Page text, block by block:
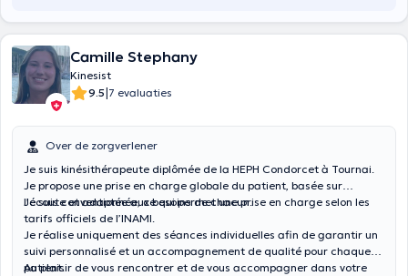
Camille Stephany
Kinesist
9.5|7 evaluaties
Over de zorgverlener
Je suis kinésithérapeute diplômée de la HEPH Condorcet à Tournai.
Je propose une prise en charge globale du patient, basée sur
l’écoute et adaptée aux besoins de chacun.
Je suis conventionnée, ce qui permet une prise en charge selon les
tarifs officiels de l’INAMI.
Je réalise uniquement des séances individuelles afin de garantir un
suivi personnalisé et un accompagnement de qualité pour chaque
patient.
Au plaisir de vous rencontrer et de vous accompagner dans votre